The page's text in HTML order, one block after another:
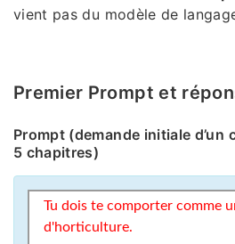
vient pas du modèle de
Premier Prompt et
Prompt (demande initiale d’un
5 chapitres)